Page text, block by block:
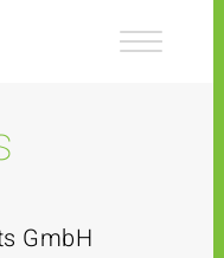
GmbH